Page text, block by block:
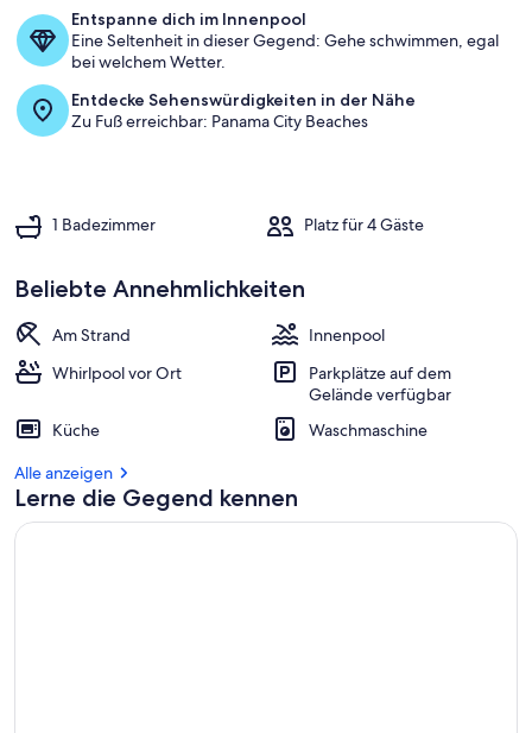
Entspanne dich im Innenpool
Eine Seltenheit in dieser Gegend: Gehe schwimmen, egal
bei welchem Wetter.
Entdecke Sehenswürdigkeiten in der Nähe
Zu Fuß erreichbar: Panama City Beaches
1 Badezimmer Platz für 4 Gäste
Beliebte Annehmlichkeiten
Am Strand
Innenpool
Whirlpool vor Ort
Parkplätze auf dem
Gelände verfügbar
Küche
Waschmaschine
Alle anzeigen
Lerne die Gegend kennen